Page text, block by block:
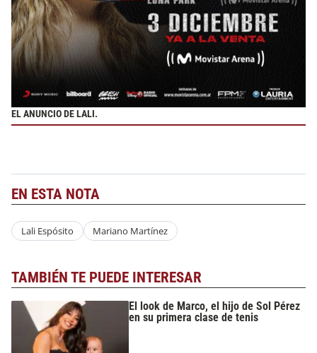
EL ANUNCIO DE LALI.
EN ESTA NOTA
Lali Espósito Mariano Martínez
TAMBIÉN TE PUEDE INTERESAR
El look de Marco, el hijo de Sol Pérez
en su primera clase de tenis